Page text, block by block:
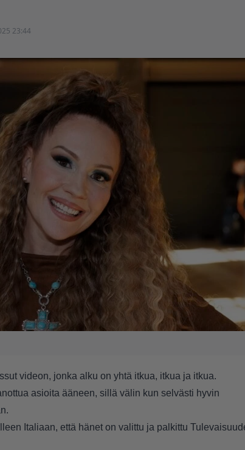
23:44
videon, jonka alku on yhtä itkua, itkua ja itkua.
asioita ääneen, sillä välin kun selvästi hyvin
Italiaan, että hänet on valittu ja palkittu